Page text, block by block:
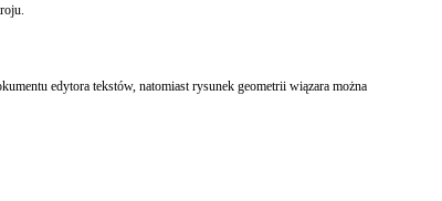
edytora tekstów, natomiast rysunek geometrii wiązara można